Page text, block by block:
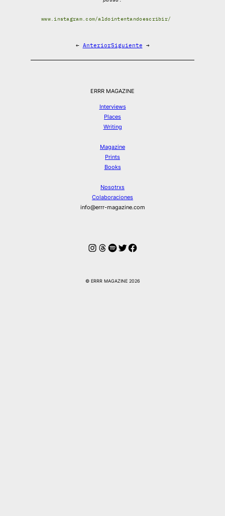
www.instagram.com/aldointentandoescribir/
← AnteriorSiguiente →
ERRR MAGAZINE
Interviews
Places
Writing
Magazine
Prints
Books
Nosotrxs
Colaboraciones
info@errr-magazine.com
Instagram
Hilos
Spotify
Twitter
Facebook
© ERRR MAGAZINE 2026